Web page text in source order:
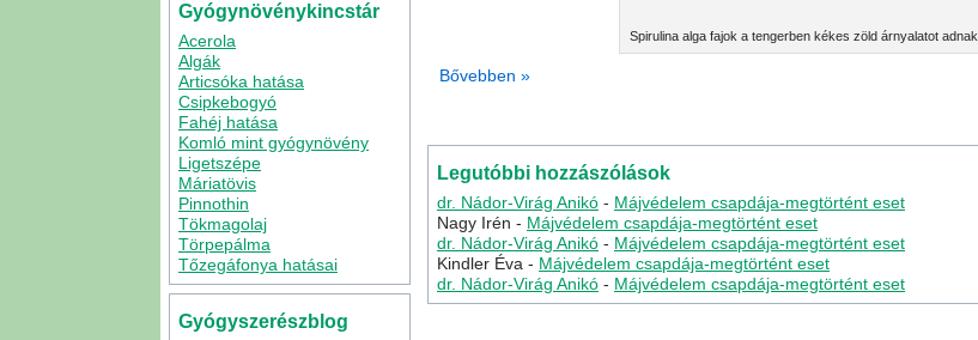
Gyógynövénykincstár
Acerola
Algák
Articsóka hatása
Csipkebogyó
Fahéj hatása
Komló mint gyógynövény
Ligetszépe
Máriatövis
Pinnothin
Tökmagolaj
Törpepálma
Tőzegáfonya hatásai
Gyógyszerészblog
Spirulina alga fajok a tengerben kékes zöld árnyalatot adnak.
Bővebben »
Legutóbbi hozzászólások
dr. Nádor-Virág Anikó - Májvédelem csapdája-megtörtént eset
Nagy Irén - Májvédelem csapdája-megtörtént eset
dr. Nádor-Virág Anikó - Májvédelem csapdája-megtörtént eset
Kindler Éva - Májvédelem csapdája-megtörtént eset
dr. Nádor-Virág Anikó - Májvédelem csapdája-megtörtént eset